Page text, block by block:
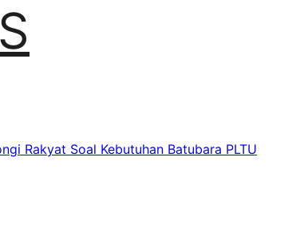
Rakyat Soal Kebutuhan Batubara PLTU